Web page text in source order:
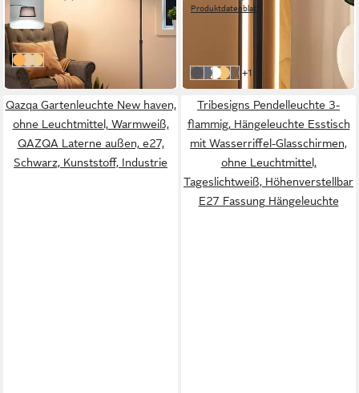
64,99 €
-28%
in 5-6 Werktagen bei dir
Schwarz + Braun
Schwarz + Beige
Gold + Beige
Produktdatenblatt
in 4-5 Werktagen bei dir
Schwarz-Naturfarbe Metallfuß
Schwarz-Walnussfarbe
Schwarz-Gold
Schwarz-Naturfarbe
Schwarz-Silber
weitere Farben:
+1
Qazqa Gartenleuchte New haven,
ohne Leuchtmittel, Warmweiß,
QAZQA Laterne außen, e27,
Schwarz, Kunststoff, Industrie
Tribesigns Pendelleuchte 3-
flammig, Hängeleuchte Esstisch
mit Wasserriffel-Glasschirmen,
ohne Leuchtmittel,
Tageslichtweiß, Höhenverstellbar
E27 Fassung Hängeleuchte